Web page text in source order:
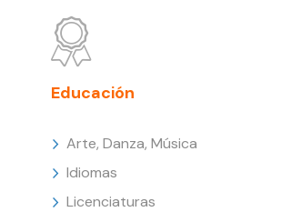
Educación
Arte, Danza, Música
Idiomas
Licenciaturas